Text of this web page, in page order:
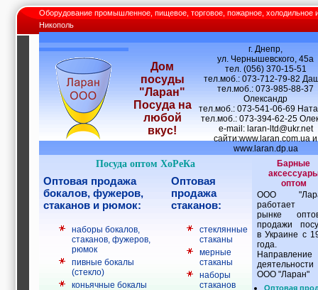
Окна, стекло,
витражи, входные
группы, двери,
светопразрачные
фасады
Образование и наука,
курсы, обучение,
тренинги, семинары,
повышение
квалификации
Промышленное
оборудование:
заводы, предприятия,
фабрики, легкая
промышленность,
металлургия
Развлечения и
активный отдых:
спортклубы, фитнес,
кино, спорттовары,
экстим
Строительство и
ремонт: проектные
работы,
Оборудование промышленное, пищевое, торговое, пожарное, холодильное
Никополь
Дом
посуды
"Ларан"
Посуда на
любой
вкус!
г. Днепр,
ул. Чернышевского, 45а
тел. (056) 370-15-51
тел.моб.: 073-712-79-82
тел.моб.: 073-985-88-37
Олександр
тел.моб.: 073-541-06-69
тел.моб.: 073-394-62-25
e-mail: laran-ltd@ukr.net
сайти:www.laran.com.uaи
www.laran.dp.ua
Посуда оптом ХоРеКа
Оптовая продажа
бокалов, фужеров,
стаканов и рюмок:
наборы бокалов,
стаканов, фужеров,
рюмок
пивные бокалы
(стекло)
коньячные бокалы
Оптовая
продажа
стаканов:
стеклянные
стаканы
мерные
стаканы
наборы
стаканов
Барные
оптом
ООО
работает
рынке
продажи
в Украине с
года.
Направление
деятельности
ООО "Ларан"
Оптовая